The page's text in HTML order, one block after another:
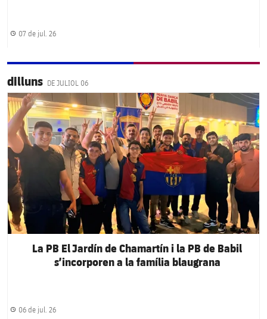
Data de publicació
07 de jul. 26
dilluns DE JULIOL 06
FC Barcelona club badge
La PB El Jardín de Chamartín i la PB de Babil
s’incorporen a la família blaugrana
Data de publicació
06 de jul. 26